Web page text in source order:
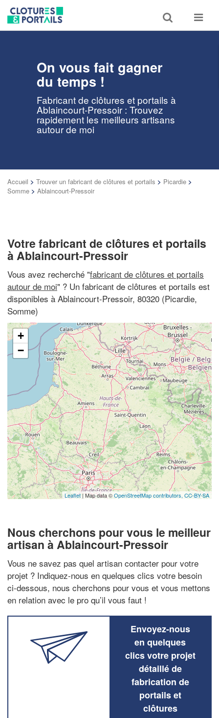
Toggle
search
Toggle
On vous fait gagner
du temps !
Fabricant de clôtures et portails à
Ablaincourt-Pressoir : Trouvez
rapidement les meilleurs artisans
autour de moi
Accueil > Trouver un fabricant de clôtures et portails > Picardie >
Somme > Ablaincourt-Pressoir
Votre fabricant de clôtures et portails
à Ablaincourt-Pressoir
Vous avez recherché "fabricant de clôtures et portails
autour de moi" ? Un fabricant de clôtures et portails est
disponibles à Ablaincourt-Pressoir, 80320 (Picardie,
Somme)
+
−
Leaflet| Map data ©OpenStreetMap contributors, CC-BY-SA
Nous cherchons pour vous le meilleur
artisan à Ablaincourt-Pressoir
Vous ne savez pas quel artisan contacter pour votre
projet ? Indiquez-nous en quelques clics votre besoin
ci-dessous, nous cherchons pour vous et vous mettons
en relation avec le pro qu’il vous faut !
Envoyez-nous
en quelques
clics votre projet
détaillé de
fabrication de
portails et
clôtures